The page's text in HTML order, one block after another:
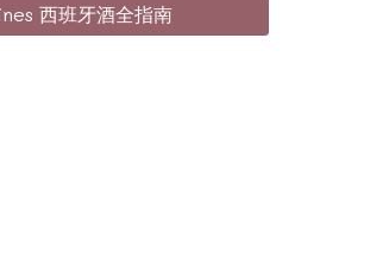
西班牙酒全指南